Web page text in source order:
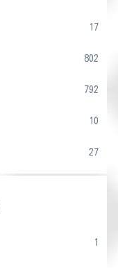
17
802
792
10
27
1